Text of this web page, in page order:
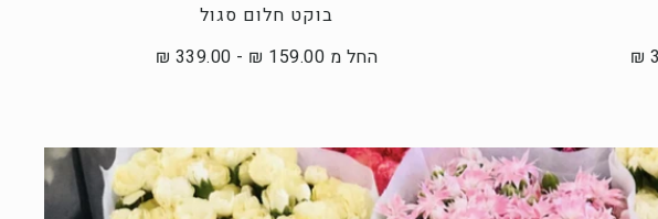
בוקט חלום סגול
החל מ 159.00 ₪ - 339.00 ₪